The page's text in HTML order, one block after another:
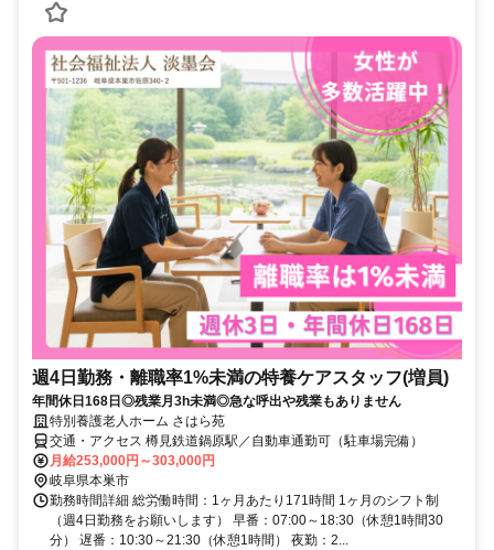
週4日勤務・離職率1%未満の特養ケアスタッフ(増員)
年間休日168日◎残業月3h未満◎急な呼出や残業もありません
特別養護老人ホーム さはら苑
交通・アクセス 樽見鉄道鍋原駅／自動車通勤可（駐車場完備）
月給253,000円～303,000円
岐阜県本巣市
勤務時間詳細 総労働時間：1ヶ月あたり171時間 1ヶ月のシフト制
（週4日勤務をお願いします） 早番：07:00～18:30（休憩1時間30
分） 遅番：10:30～21:30（休憩1時間） 夜勤：2...